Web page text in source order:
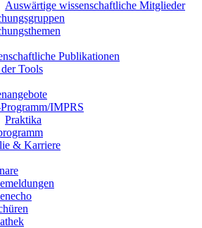
Auswärtige wissenschaftliche Mitglieder
Publikationen
Tools
IMPRS
Praktika
& Karriere